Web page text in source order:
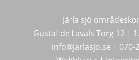
Järla sjö
Gustaf de Lavals Torg 12 |
info@jarlasjo.se | 070-